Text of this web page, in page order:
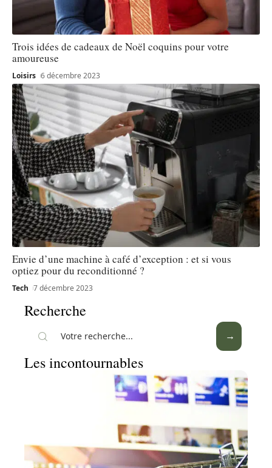
Trois idées de cadeaux de Noël coquins pour votre
amoureuse
Loisirs 6 décembre 2023
Envie d’une machine à café d’exception : et si vous
optiez pour du reconditionné ?
Tech 7 décembre 2023
Recherche
Les incontournables